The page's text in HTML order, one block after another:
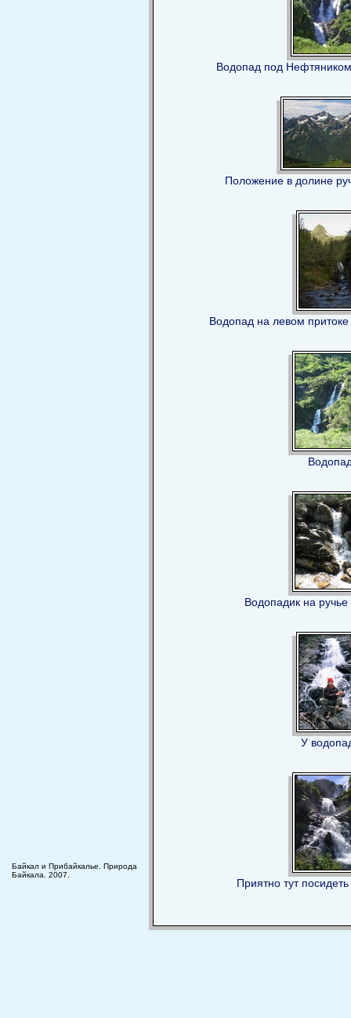
Водопад под
Положение в долине
Водопад на левом
Водопадик на
У
Приятно тут
Байкал и Прибайкалье. Природа
Байкала. 2007.